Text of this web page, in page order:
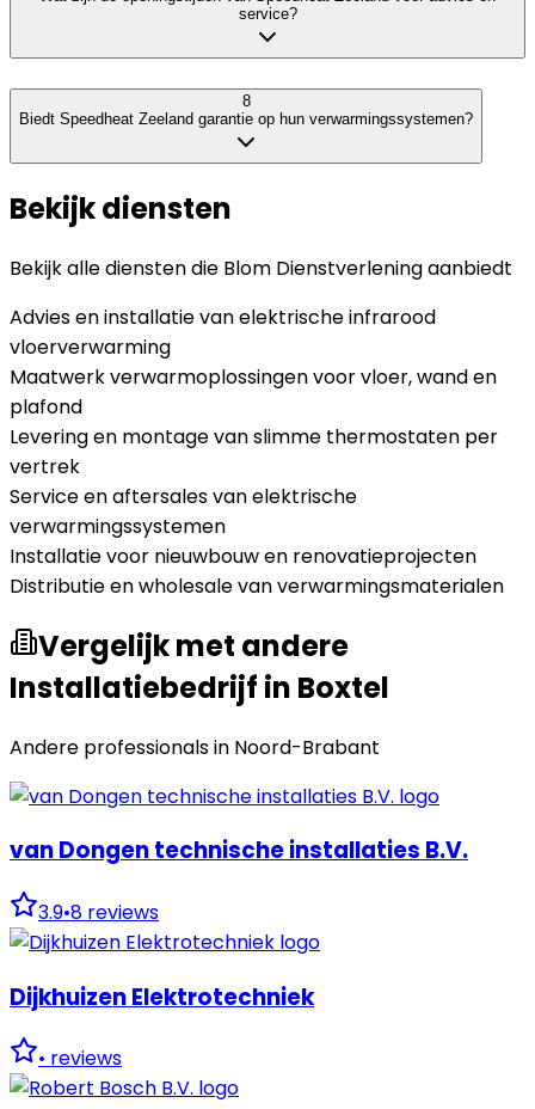
service?
8
Biedt Speedheat Zeeland garantie op hun verwarmingssystemen?
Bekijk diensten
Bekijk alle diensten die Blom Dienstverleningaanbiedt
Advies en installatie van elektrische infrarood
vloerverwarming
Maatwerk verwarmoplossingen voor vloer, wand en
plafond
Levering en montage van slimme thermostaten per
vertrek
Service en aftersales van elektrische
verwarmingssystemen
Installatie voor nieuwbouw en renovatieprojecten
Distributie en wholesale van verwarmingsmaterialen
Vergelijk met andere
Installatiebedrijf in Boxtel
Andere professionals in Noord-Brabant
van Dongen technische installaties B.V.
3.9•8 reviews
Dijkhuizen Elektrotechniek
• reviews